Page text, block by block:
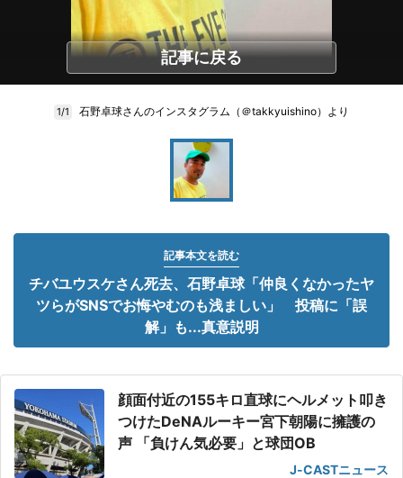
記事に戻る
1/1 石野卓球さんのインスタグラム（＠takkyuishino）より
記事本文を読む
チバユウスケさん死去、石野卓球「仲良くなかったヤ
ツらがSNSでお悔やむのも浅ましい」 投稿に「誤
解」も...真意説明
顔面付近の155キロ直球にヘルメット叩き
つけたDeNAルーキー宮下朝陽に擁護の
声 「負けん気必要」と球団OB
J-CASTニュース